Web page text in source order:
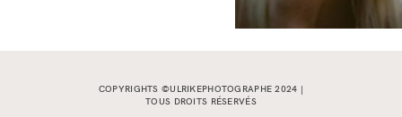
COPYRIGHTS ©ULRIKEPHOTOGRAPHE 2024 |
TOUS DROITS RÉSERVÉS